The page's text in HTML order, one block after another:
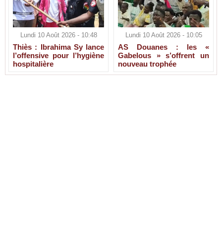
Lundi 10 Août 2026 - 10:48
Thiès : Ibrahima Sy lance
l’offensive pour l’hygiène
hospitalière
Lundi 10 Août 2026 - 10:05
AS Douanes : les «
Gabelous » s’offrent un
nouveau trophée